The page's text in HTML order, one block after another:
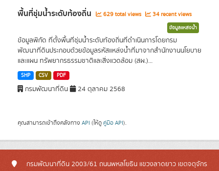
พื้นที่ชุ่มน้ำระดับท้องถิ่น 629 total views 34 recent views
ข้อมูลแหล่งน้ำ
ข้อมูลพิกัด ที่ตั้งพื้นที่ชุ่มน้ำระดับท้องถิ่นที่ดำเนินการโดยกรม
พัฒนาที่ดินประกอบด้วยข้อมูลรหัสแหล่งน้ำที่มาจากสำนักงานนโยบาย
และแผน ทรัพยากรธรรมชาติและสิ่งแวดล้อม (สผ.)...
SHP CSV PDF
กรมพัฒนาที่ดิน 24 ตุลาคม 2568
คุณสามารถเข้าถึงคลังทาง API (ให้ดู คู่มือ API).
กรมพัฒนาที่ดิน 2003/61 ถนนพหลโยธิน แขวงลาดยาว เขตจตุจักร